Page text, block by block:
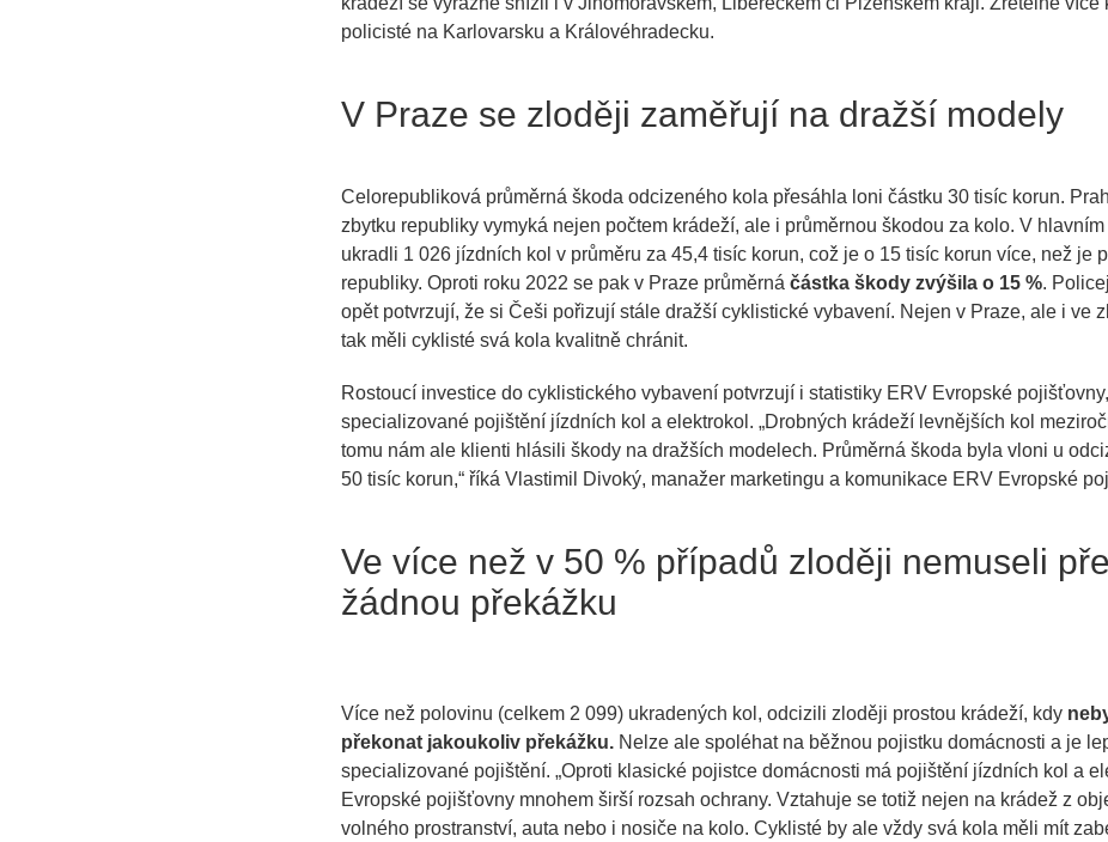
policisté na Karlovarsku a Královéhradecku.
V Praze se zloději zaměřují na dražší modely
Celorepubliková průměrná škoda odcizeného kola přesáhla loni částku 30 tisíc korun.
zbytku republiky vymyká nejen počtem krádeží, ale i průměrnou škodou za kolo. V
ukradli 1 026 jízdních kol v průměru za 45,4 tisíc korun, což je o 15 tisíc korun více, než je
republiky. Oproti roku 2022 se pak v Praze průměrná částka škody zvýšila o 15 %.
opět potvrzují, že si Češi pořizují stále dražší cyklistické vybavení. Nejen v Praze, ale i ve
tak měli cyklisté svá kola kvalitně chránit.
Rostoucí investice do cyklistického vybavení potvrzují i statistiky ERV Evropské
specializované pojištění jízdních kol a elektrokol. „Drobných krádeží levnějších kol
tomu nám ale klienti hlásili škody na dražších modelech. Průměrná škoda byla vloni u
50 tisíc korun,“ říká Vlastimil Divoký, manažer marketingu a komunikace ERV Evropské
Ve více než v 50 % případů zloději nemuseli
žádnou překážku
Více než polovinu (celkem 2 099) ukradených kol, odcizili zloději prostou krádeží, kdy
překonat jakoukoliv překážku. Nelze ale spoléhat na běžnou pojistku domácnosti a je
specializované pojištění. „Oproti klasické pojistce domácnosti má pojištění jízdních kol a
Evropské pojišťovny mnohem širší rozsah ochrany. Vztahuje se totiž nejen na krádež z
volného prostranství, auta nebo i nosiče na kolo. Cyklisté by ale vždy svá kola měli mít